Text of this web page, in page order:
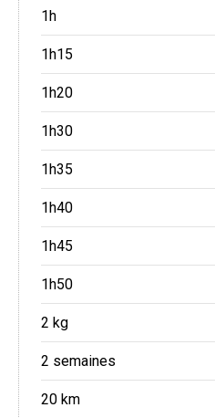
1h
1h15
1h20
1h30
1h35
1h40
1h45
1h50
2 kg
2 semaines
20 km